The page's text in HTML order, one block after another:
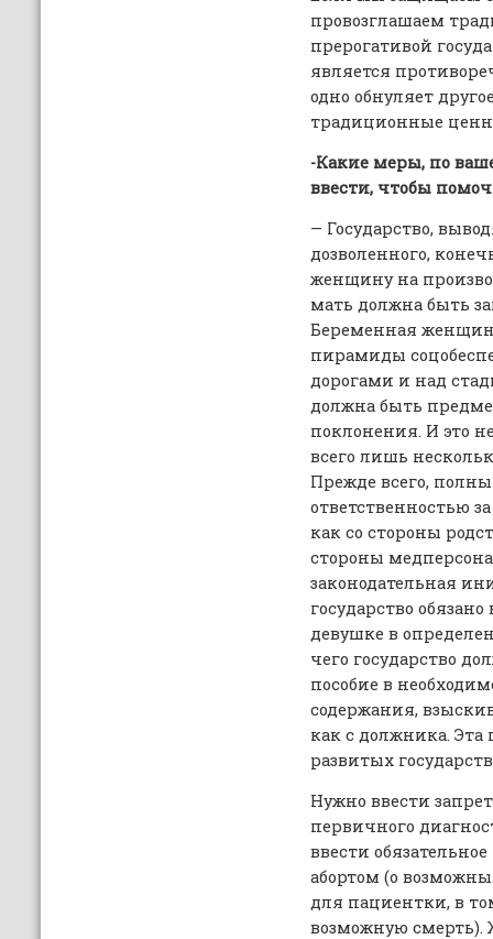
провозглашаем
прерогативой
является
одно обнуляет
традиционные
-Какие меры, по
ввести, чтобы
— Государство,
дозволенного,
женщину на
мать должна быть
Беременная
пирамиды
дорогами и над
должна быть
поклонения. И это
всего лишь
Прежде всего,
ответственностью
как со стороны
стороны
законодательная
государство
девушке в
чего государство
пособие в
содержания,
как с должника. Эта
развитых
Нужно ввести
первичного
ввести
абортом (о
для пациентки, в
возможную